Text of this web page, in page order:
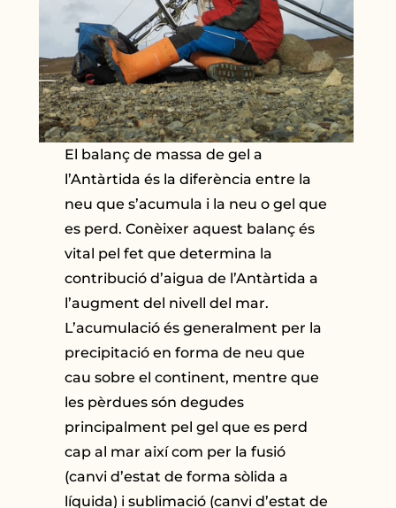
El balanç de massa de gel a
l’Antàrtida és la diferència entre la
neu que s’acumula i la neu o gel que
es perd. Conèixer aquest balanç és
vital pel fet que determina la
contribució d’aigua de l’Antàrtida a
l’augment del nivell del mar.
L’acumulació és generalment per la
precipitació en forma de neu que
cau sobre el continent, mentre que
les pèrdues són degudes
principalment pel gel que es perd
cap al mar així com per la fusió
(canvi d’estat de forma sòlida a
líquida) i sublimació (canvi d’estat de